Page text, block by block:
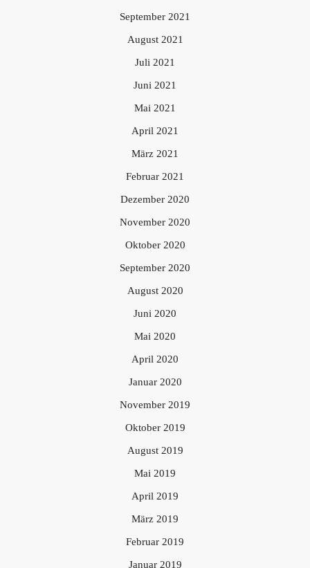
September 2021
August 2021
Juli 2021
Juni 2021
Mai 2021
April 2021
März 2021
Februar 2021
Dezember 2020
November 2020
Oktober 2020
September 2020
August 2020
Juni 2020
Mai 2020
April 2020
Januar 2020
November 2019
Oktober 2019
August 2019
Mai 2019
April 2019
März 2019
Februar 2019
Januar 2019